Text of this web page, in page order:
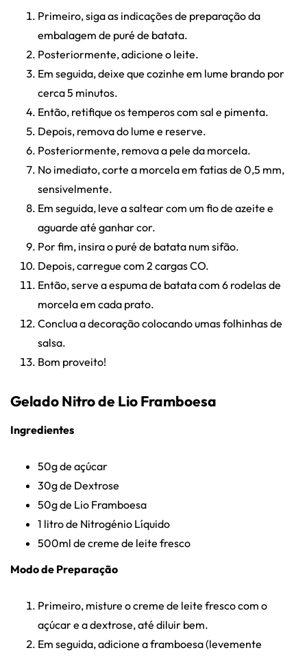
Primeiro, siga as indicações de preparação da
embalagem de puré de batata.
Posteriormente, adicione o leite.
Em seguida, deixe que cozinhe em lume brando por
cerca 5 minutos.
Então, retifique os temperos com sal e pimenta.
Depois, remova do lume e reserve.
Posteriormente, remova a pele da morcela.
No imediato, corte a morcela em fatias de 0,5 mm,
sensivelmente.
Em seguida, leve a saltear com um fio de azeite e
aguarde até ganhar cor.
Por fim, insira o puré de batata num sifão.
Depois, carregue com 2 cargas CO.
Então, serve a espuma de batata com 6 rodelas de
morcela em cada prato.
Conclua a decoração colocando umas folhinhas de
salsa.
Bom proveito!
Gelado Nitro de Lio Framboesa
Ingredientes
50g de açúcar
30g de Dextrose
50g de Lio Framboesa
1 litro de Nitrogénio Líquido
500ml de creme de leite fresco
Modo de Preparação
Primeiro, misture o creme de leite fresco com o
açúcar e a dextrose, até diluir bem.
Em seguida, adicione a framboesa (levemente